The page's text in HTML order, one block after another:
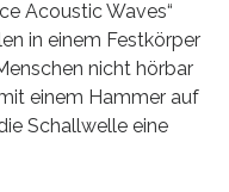
Acoustic Waves“
in einem Festkörper
nicht hörbar
einem Hammer auf
Schallwelle eine